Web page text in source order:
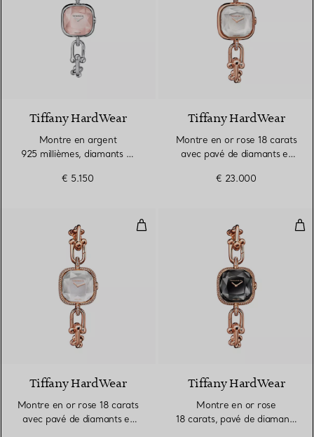
4 Matériaux
Tiffany HardWear
Montre en argent
925 millièmes, diamants et
€ 5.150
Tiffany HardWear
Montre en or rose 18 carats
avec pavé de diamants et
€ 23.000
Montre en or rose 18 carats
3 Couleurs
Tiffany HardWear
Montre en or rose 18 carats
avec pavé de diamants et
Tiffany HardWear
Montre en or rose
18 carats, pavé de diamants